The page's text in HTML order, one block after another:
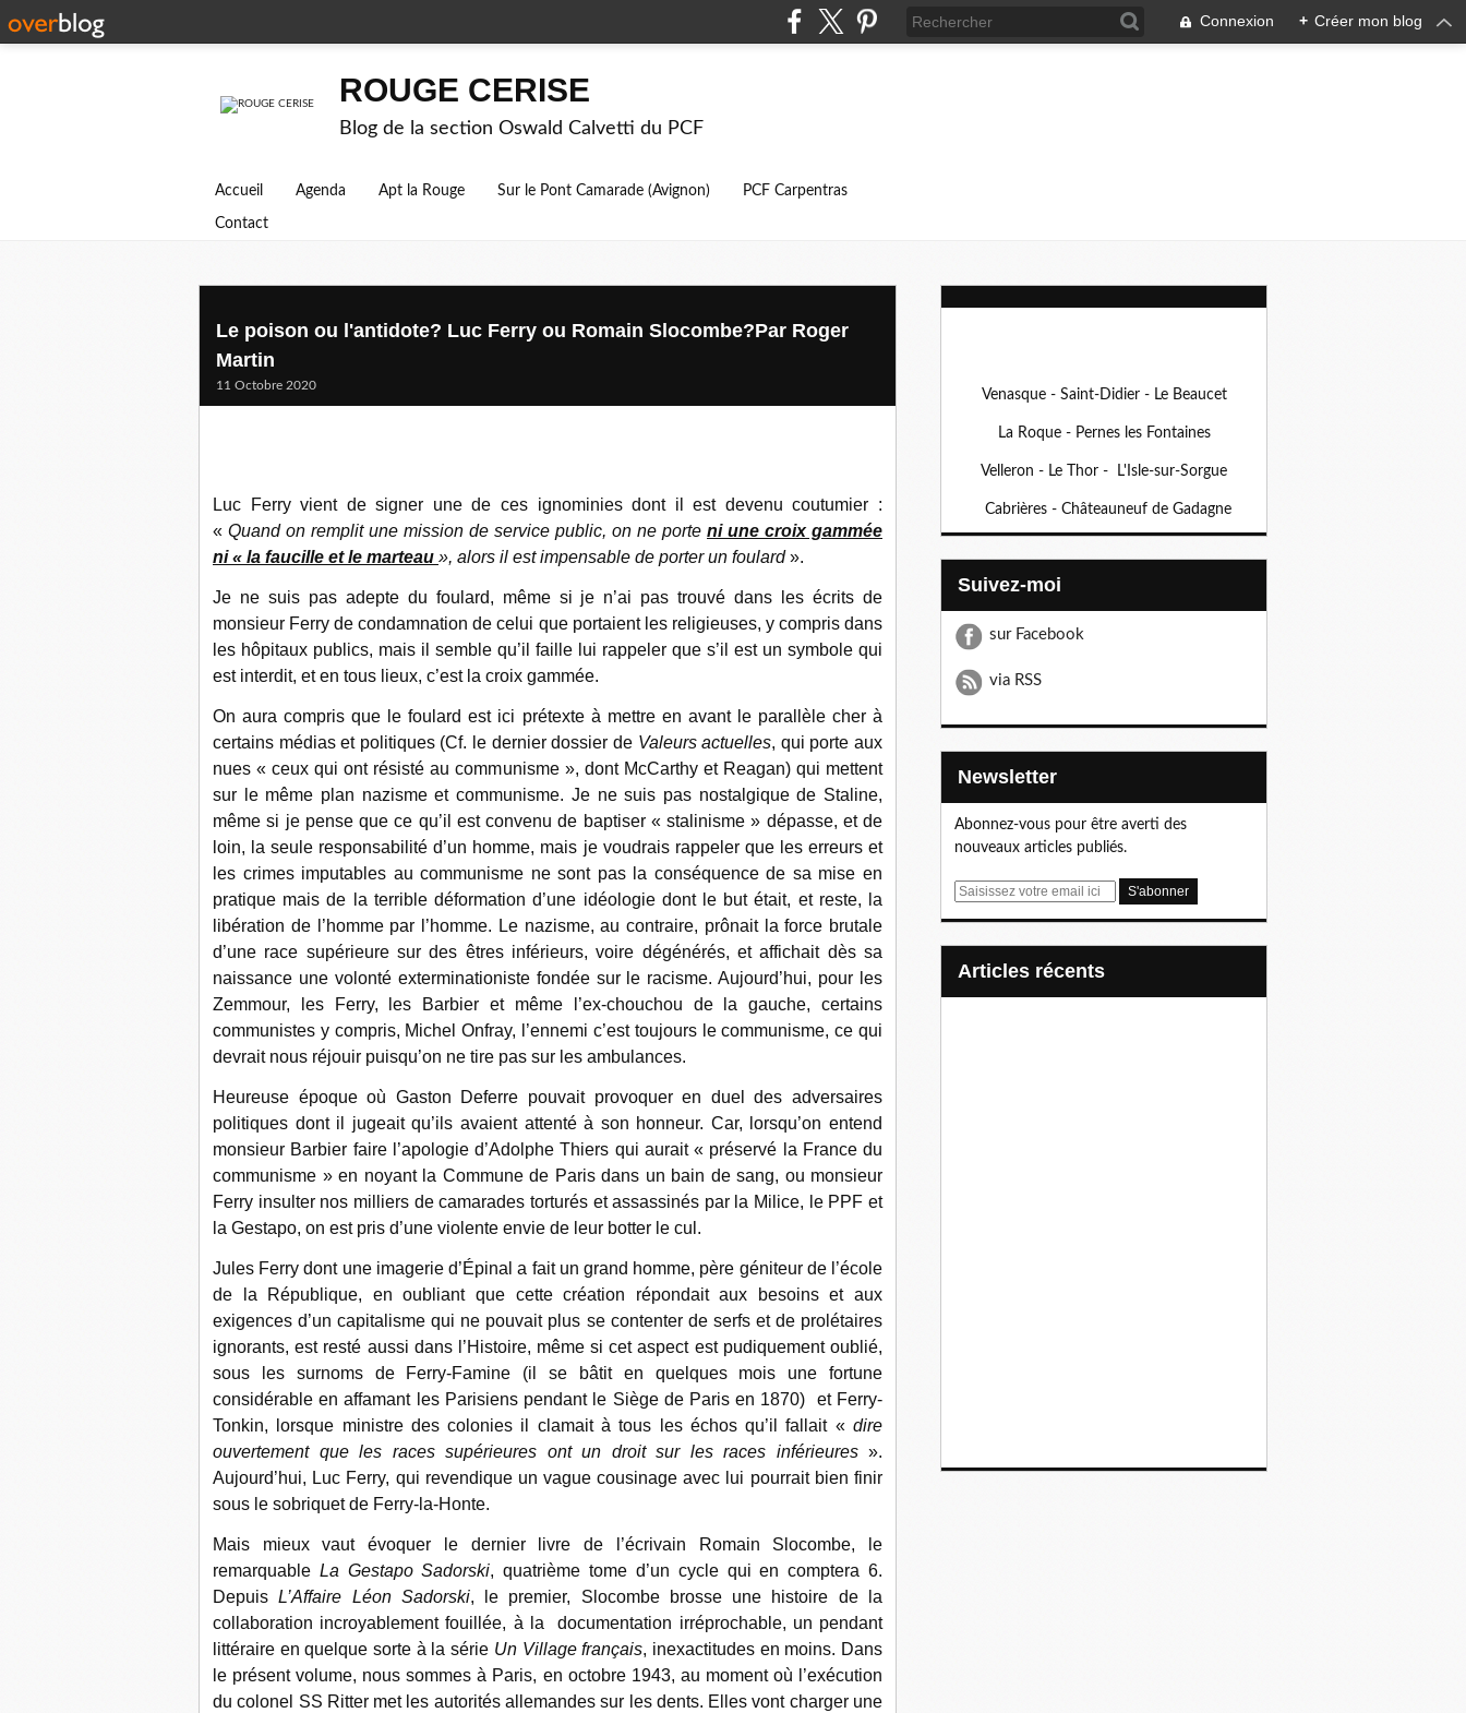
Connexion + Créer mon blog
ROUGE CERISE
Blog de la section Oswald Calvetti du PCF
Accueil Agenda Apt la Rouge Sur le Pont Camarade (Avignon) PCF Carpentras
Contact
Le poison ou l'antidote? Luc Ferry ou Romain Slocombe?Par Roger
Martin
11 Octobre 2020
Luc Ferry vient de signer une de ces ignominies dont il est devenu coutumier :
« Quand on remplit une mission de service public, on ne porte ni une croix gammée
ni « la faucille et le marteau », alors il est impensable de porter un foulard».
Je ne suis pas adepte du foulard, même si je n’ai pas trouvé dans les écrits de
monsieur Ferry de condamnation de celui que portaient les religieuses, y compris dans
les hôpitaux publics, mais il semble qu’il faille lui rappeler que s’il est un symbole qui
est interdit, et en tous lieux, c’est la croix gammée.
On aura compris que le foulard est ici prétexte à mettre en avant le parallèle cher à
certains médias et politiques (Cf. le dernier dossier de Valeurs actuelles, qui porte aux
nues « ceux qui ont résisté au communisme », dont McCarthy et Reagan) qui mettent
sur le même plan nazisme et communisme. Je ne suis pas nostalgique de Staline,
même si je pense que ce qu’il est convenu de baptiser « stalinisme » dépasse, et de
loin, la seule responsabilité d’un homme, mais je voudrais rappeler que les erreurs et
les crimes imputables au communisme ne sont pas la conséquence de sa mise en
pratique mais de la terrible déformation d’une idéologie dont le but était, et reste, la
libération de l’homme par l’homme. Le nazisme, au contraire, prônait la force brutale
d’une race supérieure sur des êtres inférieurs, voire dégénérés, et affichait dès sa
naissance une volonté exterminationiste fondée sur le racisme. Aujourd’hui, pour les
Zemmour, les Ferry, les Barbier et même l’ex-chouchou de la gauche, certains
communistes y compris, Michel Onfray, l’ennemi c’est toujours le communisme, ce qui
devrait nous réjouir puisqu’on ne tire pas sur les ambulances.
Heureuse époque où Gaston Deferre pouvait provoquer en duel des adversaires
politiques dont il jugeait qu’ils avaient attenté à son honneur. Car, lorsqu’on entend
monsieur Barbier faire l’apologie d’Adolphe Thiers qui aurait « préservé la France du
communisme » en noyant la Commune de Paris dans un bain de sang, ou monsieur
Ferry insulter nos milliers de camarades torturés et assassinés par la Milice, le PPF et
la Gestapo, on est pris d’une violente envie de leur botter le cul.
Jules Ferry dont une imagerie d’Épinal a fait un grand homme, père géniteur de l’école
de la République, en oubliant que cette création répondait aux besoins et aux
exigences d’un capitalisme qui ne pouvait plus se contenter de serfs et de prolétaires
ignorants, est resté aussi dans l’Histoire, même si cet aspect est pudiquement oublié,
sous les surnoms de Ferry-Famine (il se bâtit en quelques mois une fortune
considérable en affamant les Parisiens pendant le Siège de Paris en 1870) et Ferry-
Tonkin, lorsque ministre des colonies il clamait à tous les échos qu’il fallait « dire
ouvertement que les races supérieures ont un droit sur les races inférieures».
Aujourd’hui, Luc Ferry, qui revendique un vague cousinage avec lui pourrait bien finir
sous le sobriquet de Ferry-la-Honte.
Mais mieux vaut évoquer le dernier livre de l’écrivain Romain Slocombe, le
remarquable La Gestapo Sadorski, quatrième tome d’un cycle qui en comptera 6.
DepuisL’Affaire Léon Sadorski, le premier, Slocombe brosse une histoire de la
collaboration incroyablement fouillée, à la documentation irréprochable, un pendant
littéraire en quelque sorte à la série Un Village français, inexactitudes en moins. Dans
le présent volume, nous sommes à Paris, en octobre 1943, au moment où l’exécution
du colonel SS Ritter met les autorités allemandes sur les dents. Elles vont charger une
Venasque - Saint-Didier - Le Beaucet
La Roque - Pernes les Fontaines
Velleron - Le Thor - L'Isle-sur-Sorgue
Cabrières - Châteauneuf de Gadagne
Suivez-moi
sur Facebook
via RSS
Newsletter
Abonnez-vous pour être averti des
nouveaux articles publiés.
E
articles récents